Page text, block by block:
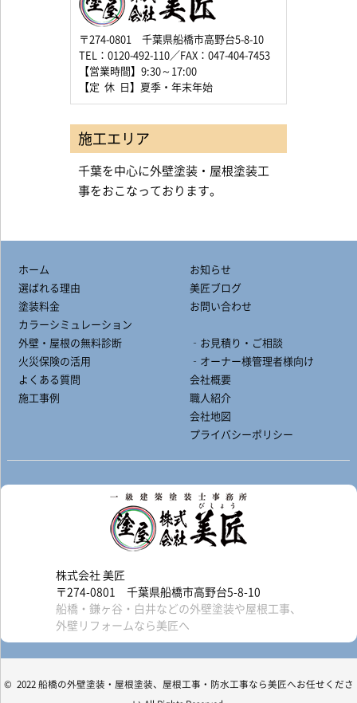
〒274-0801 千葉県船橋市高野台5-8-10
TEL：0120-492-110／FAX：047-404-7453
【営業時間】9:30～17:00
【定 休 日】夏季・年末年始
施工エリア
千葉を中心に外壁塗装・屋根塗装工
事をおこなっております。
ホーム
選ばれる理由
塗装料金
カラーシミュレーション
外壁・屋根の無料診断
火災保険の活用
よくある質問
施工事例
お知らせ
美匠ブログ
お問い合わせ
‐お見積り・ご相談
‐オーナー様管理者様向け
会社概要
職人紹介
会社地図
プライバシーポリシー
株式会社 美匠
〒274-0801 千葉県船橋市高野台5-8-10
船橋・鎌ヶ谷・白井などの外壁塗装や屋根工事、
外壁リフォームなら美匠へ
© 2022 船橋の外壁塗装・屋根塗装、屋根工事・防水工事なら美匠へお任せくださ